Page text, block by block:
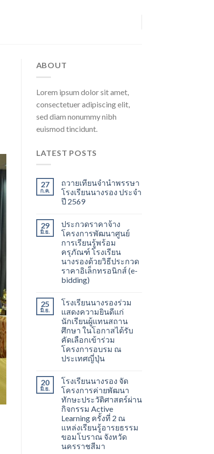
ABOUT
Lorem ipsum dolor sit amet,
consectetuer adipiscing elit,
sed diam nonummy nibh
euismod tincidunt.
LATEST POSTS
27
ก.ค.
ถวายเทียนจำนำพรรษา
โรงเรียนนางรอง ประจำ
ปี 2569
29
มิ.ย.
ประกวดราคาจ้าง
โครงการพัฒนาศูนย์
การเรียนรู้พร้อม
ครุภัณฑ์ โรงเรียน
นางรองด้วยวิธีประกวด
ราคาอิเล็กทรอนิกส์ (e-
bidding)
25
มิ.ย.
โรงเรียนนางรองร่วม
แสดงความยินดีแก่
นักเรียนผู้แทนสถาน
ศึกษา ในโอกาสได้รับ
คัดเลือกเข้าร่วม
โครงการอบรม ณ
ประเทศญี่ปุ่น
20
มิ.ย.
โรงเรียนนางรอง จัด
โครงการค่ายพัฒนา
ทักษะประวัติศาสตร์ผ่าน
กิจกรรม Active
Learning ครั้งที่ 2 ณ
แหล่งเรียนรู้อารยธรรม
ขอมโบราณ จังหวัด
นครราชสีมา